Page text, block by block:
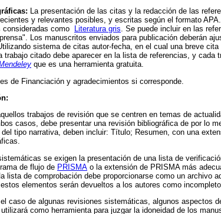
La presentación de las citas y la redacción de las
y relevantes posibles, y escritas según el formato
consideradas como
Literatura gris. Se puede incluir en las
Los manuscritos enviados para publicación deberán
sistema de citas autor-fecha, en el cual una breve
trabajo citado debe aparecer en la lista de referencias, y
que es una herramienta gratuita.
de Financiación y agradecimientos si corresponde.
trabajos de revisión que se centren en temas de
casos, debe presentar una revisión bibliográfica de por lo
tipo narrativa, deben incluir: Título; Resumen, con una
se exigen la presentación de una lista de
de flujo de PRISMA o la extensión de PRISMA más
lista de comprobación debe proporcionarse como un archivo
elementos serán devueltos a los autores como
caso de algunas revisiones sistemáticas, algunos aspectos
como herramienta para juzgar la idoneidad de los